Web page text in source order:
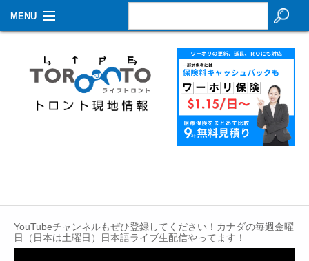
MENU
生活情報
その他
Contact
YouTubeチャンネルもぜひ登録してください！カナダの毎週金曜
日（日本は土曜日）日本語ライブ生配信やってます！